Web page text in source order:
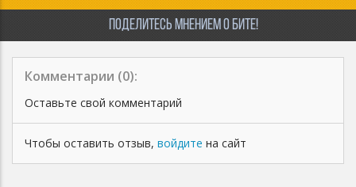
ПОДЕЛИТЕСЬ МНЕНИЕМ О БИТЕ!
Комментарии (0):
Оставьте свой комментарий
Чтобы оставить отзыв, войдите на сайт